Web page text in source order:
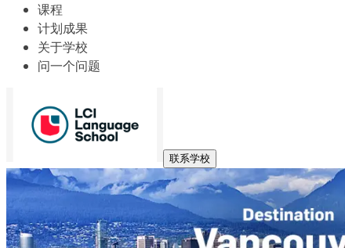
课程
计划成果
关于学校
问一个问题
联系学校